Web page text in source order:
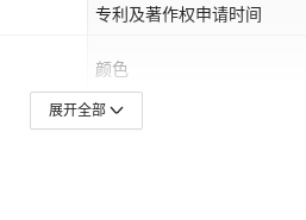
专利及著作权申请时间
颜色
有可授权的自有品牌
展开全部